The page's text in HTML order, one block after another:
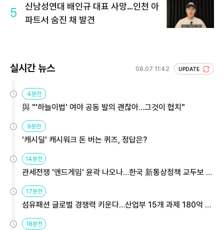
5
신남성연대 배인규 대표 사망…인천 아
파트서 숨진 채 발견
실시간 뉴스 08.07 11:42 UPDATE
4분전
與 "'하늘이법' 여야 공동 발의 괜찮아…그것이 협치"
9분전
'캐시딜' 캐시워크 돈 버는 퀴즈, 정답은?
14분전
관세전쟁 '엔드게임' 윤곽 나오나…한국 新통상정책 교두보 활
17분전
섬유패션 글로벌 경쟁력 키운다…산업부 15개 과제 180억 지
18분전